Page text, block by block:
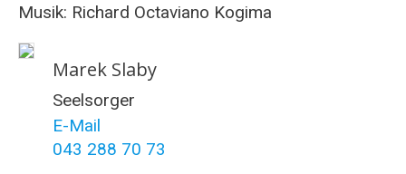
Musik: Richard Octaviano Kogima
Marek Slaby
Seelsorger
E-Mail
043 288 70 73